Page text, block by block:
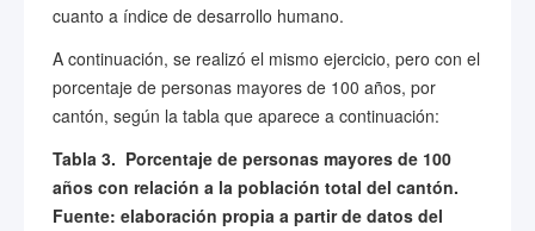
cuanto a índice de desarrollo humano.
A continuación, se realizó el mismo ejercicio, pero con el
porcentaje de personas mayores de 100 años, por
cantón, según la tabla que aparece a continuación:
Tabla 3. Porcentaje de personas mayores de 100
años con relación a la población total del cantón.
Fuente: elaboración propia a partir de datos del